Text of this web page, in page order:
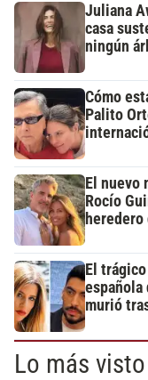
Juliana
casa
ningún
Cómo
Palito
El nuevo
Rocío
El
española
murió
Lo más